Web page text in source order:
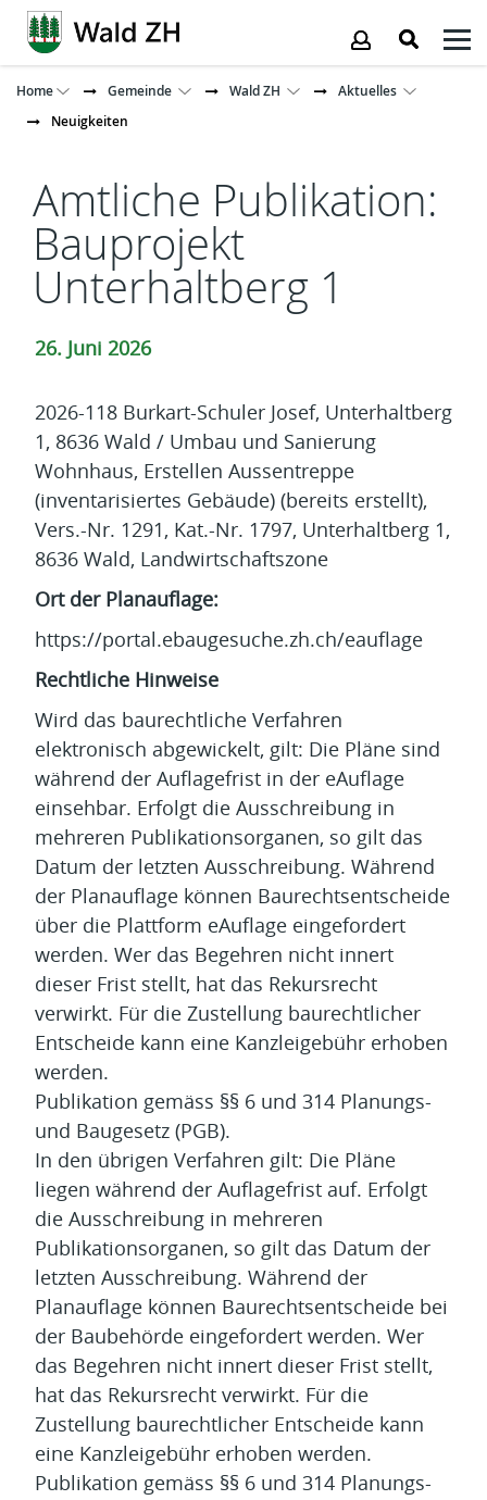
Kopfzeile
Home Gemeinde Wald ZH
Aktuelles
Neuigkeiten
Inhalt
Amtliche Publikation:
Bauprojekt
Unterhaltberg 1
26. Juni 2026
2026-118 Burkart-Schuler Josef, Unterhaltberg
1, 8636 Wald / Umbau und Sanierung
Wohnhaus, Erstellen Aussentreppe
(inventarisiertes Gebäude) (bereits erstellt),
Vers.-Nr. 1291, Kat.-Nr. 1797, Unterhaltberg 1,
8636 Wald, Landwirtschaftszone
Ort der Planauflage:
https://portal.ebaugesuche.zh.ch/eauflage
Rechtliche Hinweise
Wird das baurechtliche Verfahren
elektronisch abgewickelt, gilt: Die Pläne sind
während der Auflagefrist in der eAuflage
einsehbar. Erfolgt die Ausschreibung in
mehreren Publikationsorganen, so gilt das
Datum der letzten Ausschreibung. Während
der Planauflage können Baurechtsentscheide
über die Plattform eAuflage eingefordert
werden. Wer das Begehren nicht innert
dieser Frist stellt, hat das Rekursrecht
verwirkt. Für die Zustellung baurechtlicher
Entscheide kann eine Kanzleigebühr erhoben
werden.
Publikation gemäss §§ 6 und 314 Planungs-
und Baugesetz (PGB).
In den übrigen Verfahren gilt: Die Pläne
liegen während der Auflagefrist auf. Erfolgt
die Ausschreibung in mehreren
Publikationsorganen, so gilt das Datum der
letzten Ausschreibung. Während der
Planauflage können Baurechtsentscheide bei
der Baubehörde eingefordert werden. Wer
das Begehren nicht innert dieser Frist stellt,
hat das Rekursrecht verwirkt. Für die
Zustellung baurechtlicher Entscheide kann
eine Kanzleigebühr erhoben werden.
Publikation gemäss §§ 6 und 314 Planungs-